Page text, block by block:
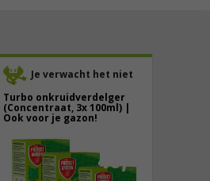
Je verwacht het niet
Turbo onkruidverdelger
(Concentraat, 3x 100ml) |
Ook voor je gazon!
40,